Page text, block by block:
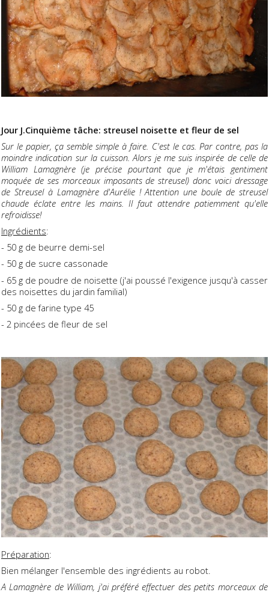
Jour J.Cinquième tâche: streusel noisette et fleur de sel
Sur le papier, ça semble simple à faire. C'est le cas. Par contre, pas la
moindre indication sur la cuisson. Alors je me suis inspirée de celle de
William Lamagnère (je précise pourtant que je m'étais gentiment
moquée de ses morceaux imposants de streusel) donc voici dressage
de Streusel à Lamagnère d'Aurélie ! Attention une boule de streusel
chaude éclate entre les mains. Il faut attendre patiemment qu'elle
refroidisse!
Ingrédients:
- 50 g de beurre demi-sel
- 50 g de sucre cassonade
- 65 g de poudre de noisette (j'ai poussé l'exigence jusqu'à casser
des noisettes du jardin familial)
- 50 g de farine type 45
- 2 pincées de fleur de sel
Préparation:
Bien mélanger l'ensemble des ingrédients au robot.
A Lamagnère de William, j'ai préféré effectuer des petits morceaux de